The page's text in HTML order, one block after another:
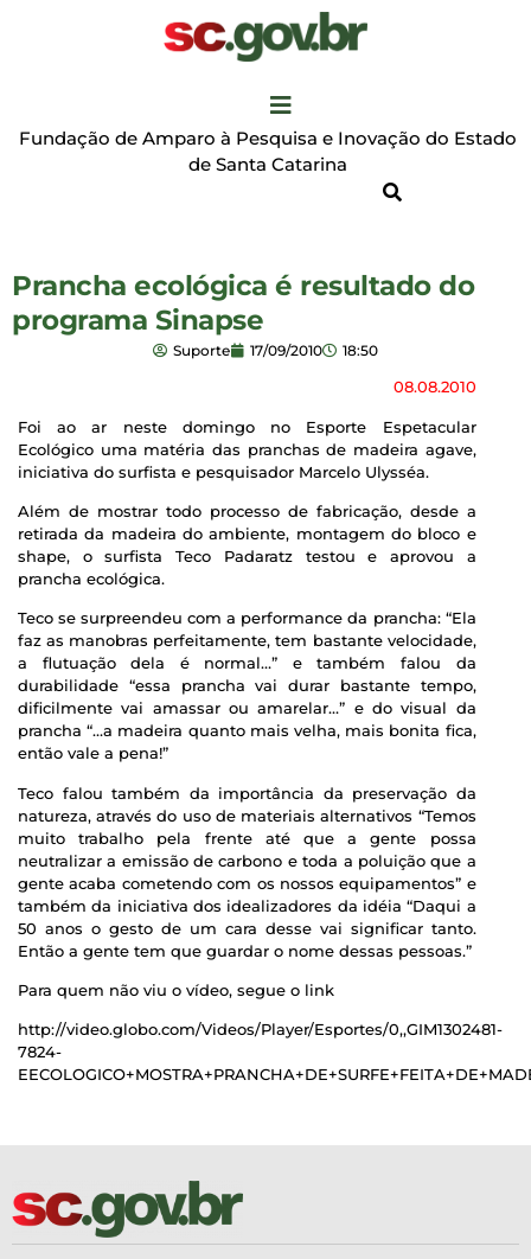
Fundação de Amparo à Pesquisa e Inovação do Estado
de Santa Catarina
Prancha ecológica é resultado do
programa Sinapse
Suporte 17/09/2010 18:50
08.08.2010
Foi ao ar neste domingo no Esporte Espetacular
Ecológico uma matéria das pranchas de madeira agave,
iniciativa do surfista e pesquisador Marcelo Ulysséa.
Além de mostrar todo processo de fabricação, desde a
retirada da madeira do ambiente, montagem do bloco e
shape, o surfista Teco Padaratz testou e aprovou a
prancha ecológica.
Teco se surpreendeu com a performance da prancha: “Ela
faz as manobras perfeitamente, tem bastante velocidade,
a flutuação dela é normal…” e também falou da
durabilidade “essa prancha vai durar bastante tempo,
dificilmente vai amassar ou amarelar…” e do visual da
prancha “…a madeira quanto mais velha, mais bonita fica,
então vale a pena!”
Teco falou também da importância da preservação da
natureza, através do uso de materiais alternativos “Temos
muito trabalho pela frente até que a gente possa
neutralizar a emissão de carbono e toda a poluição que a
gente acaba cometendo com os nossos equipamentos” e
também da iniciativa dos idealizadores da idéia “Daqui a
50 anos o gesto de um cara desse vai significar tanto.
Então a gente tem que guardar o nome dessas pessoas.”
Para quem não viu o vídeo, segue o link
http://video.globo.com/Videos/Player/Esportes/0,,GIM1302481-
7824-